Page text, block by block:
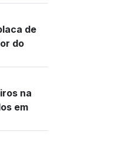
de
do
na
em